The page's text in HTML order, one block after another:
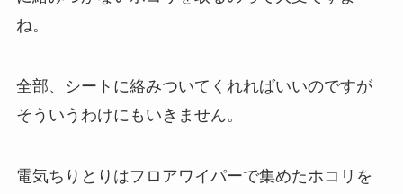
ね。
全部、シートに絡みついてくれればいいのですが
そういうわけにもいきません。
電気ちりとりはフロアワイパーで集めたホコリを